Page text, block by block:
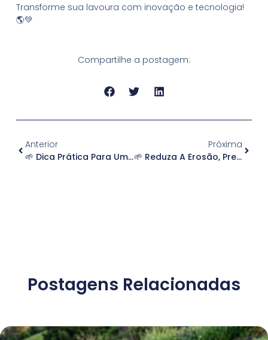
Transforme sua lavoura com inovação e tecnologia!
🌎💚
Compartilhe a postagem:
Anterior
🌱 Dica Prática Para Uma Aplicação Eficiente! 🚜💧
Próxima
🌱 Reduza A Erosão, Preserve Seu Solo! 🌾
Postagens Relacionadas